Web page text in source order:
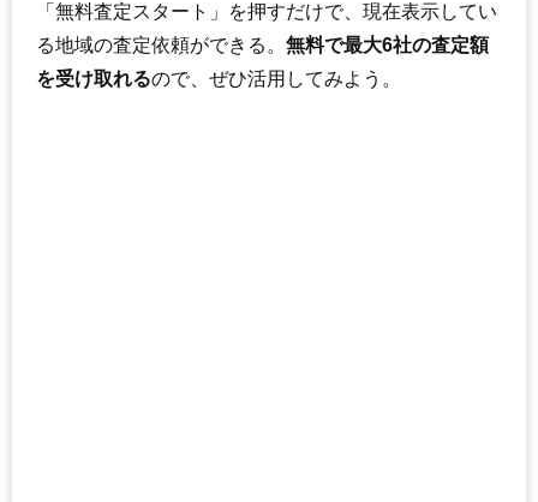
「無料査定スタート」を押すだけで、現在表示してい
る地域の査定依頼ができる。 無料で最大6社の査定額
を受け取れるので、ぜひ活用してみよう。